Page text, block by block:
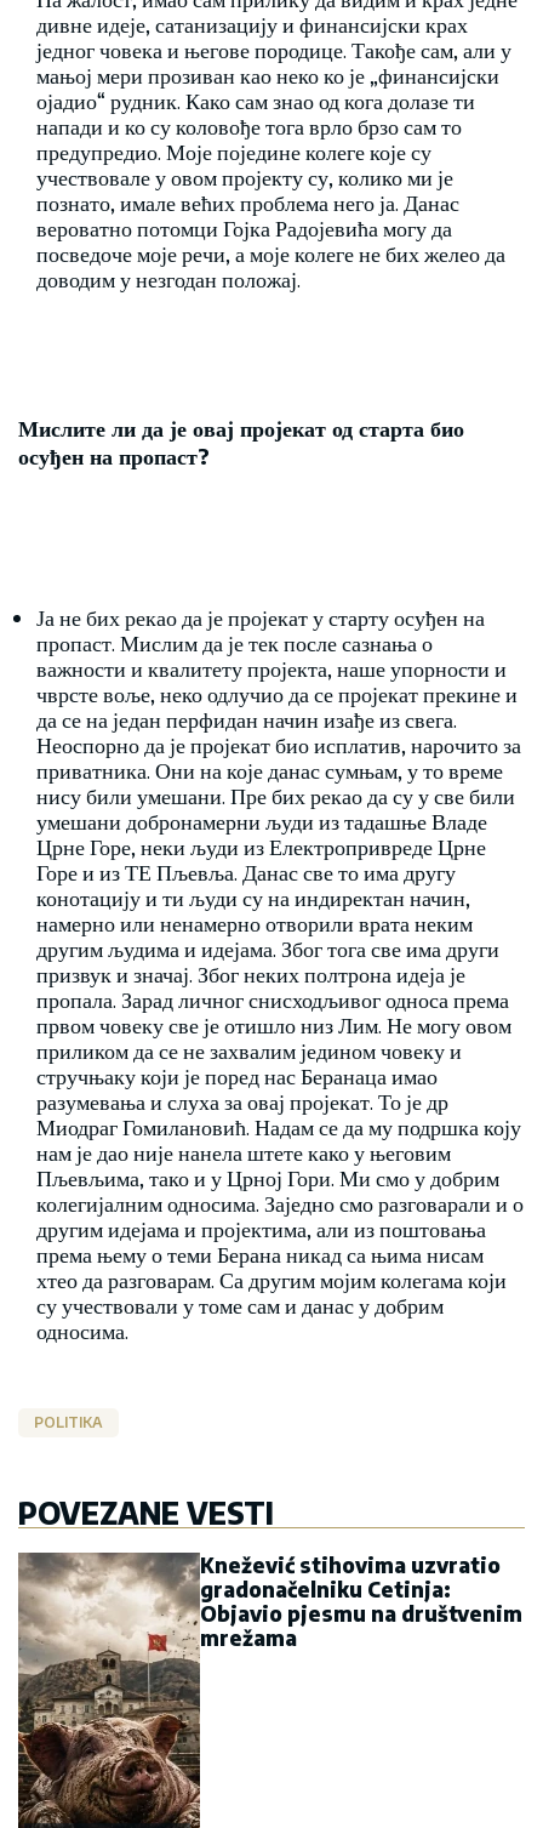
дивне идеје, сатанизацију и финансијски крах
једног човека и његове породице. Такође сам, али у
мањој мери прозиван као неко ко је „финансијски
ојадио“ рудник. Како сам знао од кога долазе ти
напади и ко су коловође тога врло брзо сам то
предупредио. Моје поједине колеге које су
учествовале у овом пројекту су, колико ми је
познато, имале већих проблема него ја. Данас
вероватно потомци Гојка Радојевића могу да
посведоче моје речи, а моје колеге не бих желео да
доводим у незгодан положај.
Мислите ли да је овај пројекат од старта био
осуђен на пропаст?
Ја не бих рекао да је пројекат у старту осуђен на
пропаст. Мислим да је тек после сазнања о
важности и квалитету пројекта, наше упорности и
чврсте воље, неко одлучио да се пројекат прекине и
да се на један перфидан начин изађе из свега.
Неоспорно да је пројекат био исплатив, нарочито за
приватника. Они на које данас сумњам, у то време
нису били умешани. Пре бих рекао да су у све били
умешани добронамерни људи из тадашње Владе
Црне Горе, неки људи из Електропривреде Црне
Горе и из ТЕ Пљевља. Данас све то има другу
конотацију и ти људи су на индиректан начин,
намерно или ненамерно отворили врата неким
другим људима и идејама. Због тога све има други
призвук и значај. Због неких полтрона идеја је
пропала. Зарад личног снисходљивог односа према
првом човеку све је отишло низ Лим. Не могу овом
приликом да се не захвалим једином човеку и
стручњаку који је поред нас Беранаца имао
разумевања и слуха за овај пројекат. То је др
Миодраг Гомилановић. Надам се да му подршка коју
нам је дао није нанела штете како у његовим
Пљевљима, тако и у Црној Гори. Ми смо у добрим
колегијалним односима. Заједно смо разговарали и о
другим идејама и пројектима, али из поштовања
према њему о теми Берана никад са њима нисам
хтео да разговарам. Са другим мојим колегама који
су учествовали у томе сам и данас у добрим
односима.
POLITIKA
POVEZANE VESTI
Knežević stihovima uzvratio
gradonačelniku Cetinja:
Objavio pjesmu na društvenim
mrežama